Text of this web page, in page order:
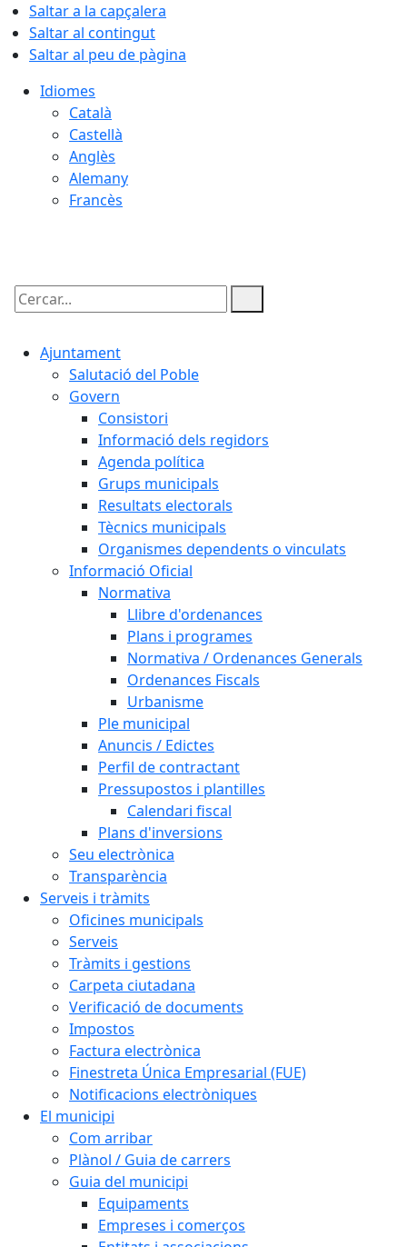
Saltar a la capçalera
Saltar al contingut
Saltar al peu de pàgina
Idiomes
Català
Castellà
Anglès
Alemany
Francès
Cercar:
Ajuntament
Salutació del Poble
Govern
Consistori
Informació dels regidors
Agenda política
Grups municipals
Resultats electorals
Tècnics municipals
Organismes dependents o vinculats
Informació Oficial
Normativa
Llibre d'ordenances
Plans i programes
Normativa / Ordenances Generals
Ordenances Fiscals
Urbanisme
Ple municipal
Anuncis / Edictes
Perfil de contractant
Pressupostos i plantilles
Calendari fiscal
Plans d'inversions
Seu electrònica
Transparència
Serveis i tràmits
Oficines municipals
Serveis
Tràmits i gestions
Carpeta ciutadana
Verificació de documents
Impostos
Factura electrònica
Finestreta Única Empresarial (FUE)
Notificacions electròniques
El municipi
Com arribar
Plànol / Guia de carrers
Guia del municipi
Equipaments
Empreses i comerços